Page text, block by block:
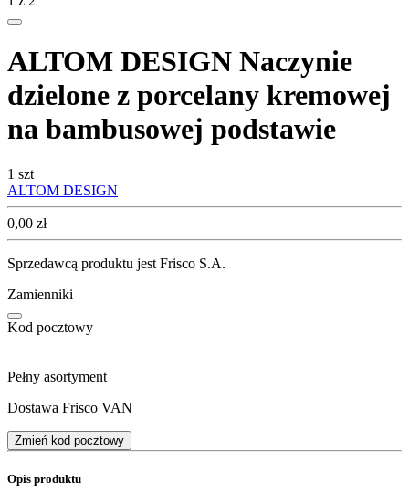
ALTOM DESIGN Naczynie
dzielone z porcelany kremowej
na bambusowej podstawie
1 szt
ALTOM DESIGN
Cena
0,00 zł
Sprzedawcą produktu jest Frisco S.A.
Zamienniki
Kod pocztowy
Pełny asortyment
Dostawa Frisco VAN
Zmień kod pocztowy
Opis produktu